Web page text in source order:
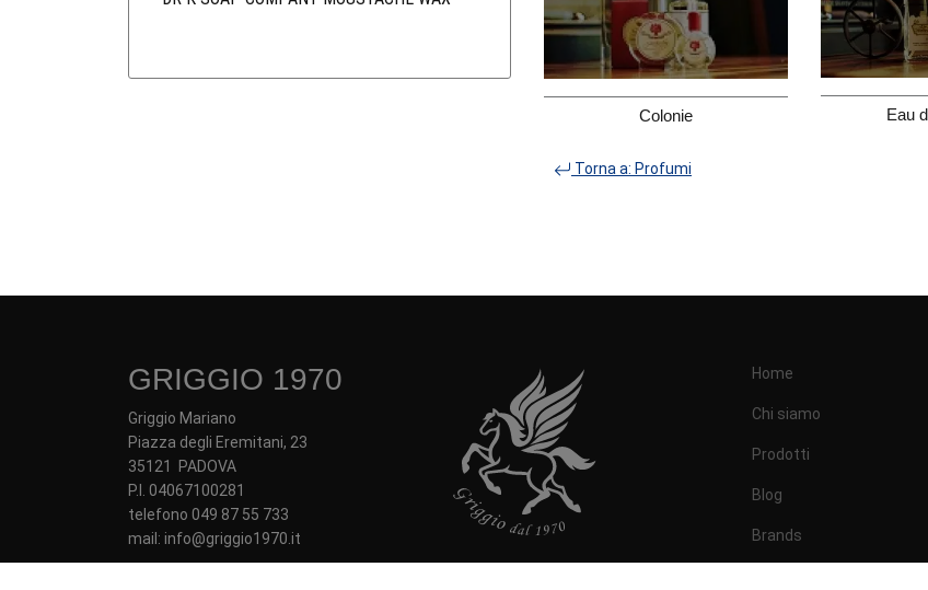
Colonie Eau
Torna a: Profumi
GRIGGIO 1970
Griggio Mariano
Piazza degli Eremitani, 23
35121 PADOVA
P.I. 04067100281
telefono 049 87 55 733
mail: info@griggio1970.it
Home
Chi siamo
Prodotti
Blog
Brands